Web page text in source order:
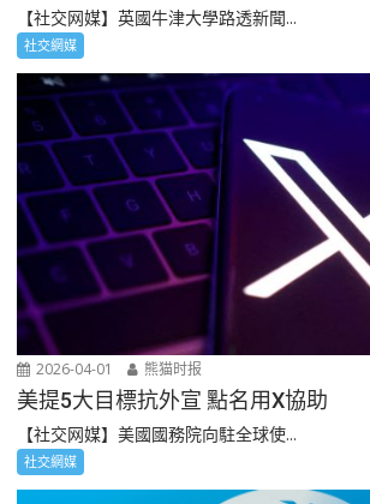
【社交网媒】英國牛津大學路透新聞...
社交網媒
2026-04-01 熊猫时报
美提5大目標抗外宣 點名用X協助
【社交网媒】美國國務院向駐全球使...
社交網媒